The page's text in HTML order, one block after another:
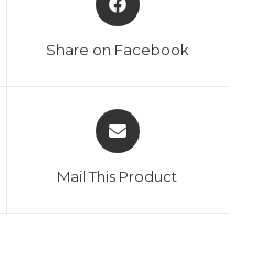
in
new
Share on Facebook
Opens
in
new
Mail This Product